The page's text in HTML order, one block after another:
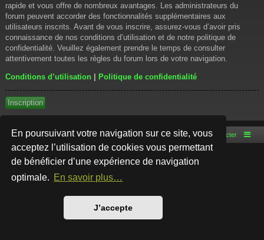
En poursuivant votre navigation sur ce site, vous
acceptez l’utilisation de cookies vous permettant
de bénéficier d’une expérience de navigation
optimale. En savoir plus…
J’accepte
rapide et vous offre de nombreux avantages. Les administrateurs du
forum peuvent accorder des fonctionnalités supplémentaires aux
utilisateurs inscrits. Avant de vous inscrire, assurez-vous d’avoir pris
connaissance de nos conditions d’utilisation et de notre politique de
confidentialité. Veuillez également prendre le temps de consulter
attentivement toutes les règles du forum lors de votre navigation.
Conditions d’utilisation | Politique de confidentialité
Inscription
Accueil du forum Nous contacter
Développé parphpBB® Forum Software © phpBB Limited
Style par
Traduction française officielle